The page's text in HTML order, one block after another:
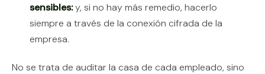
sensibles:y, si no hay más remedio, hacerlo
siempre a través de la conexión cifrada de la
empresa.
No se trata de auditar la casa de cada empleado, sino